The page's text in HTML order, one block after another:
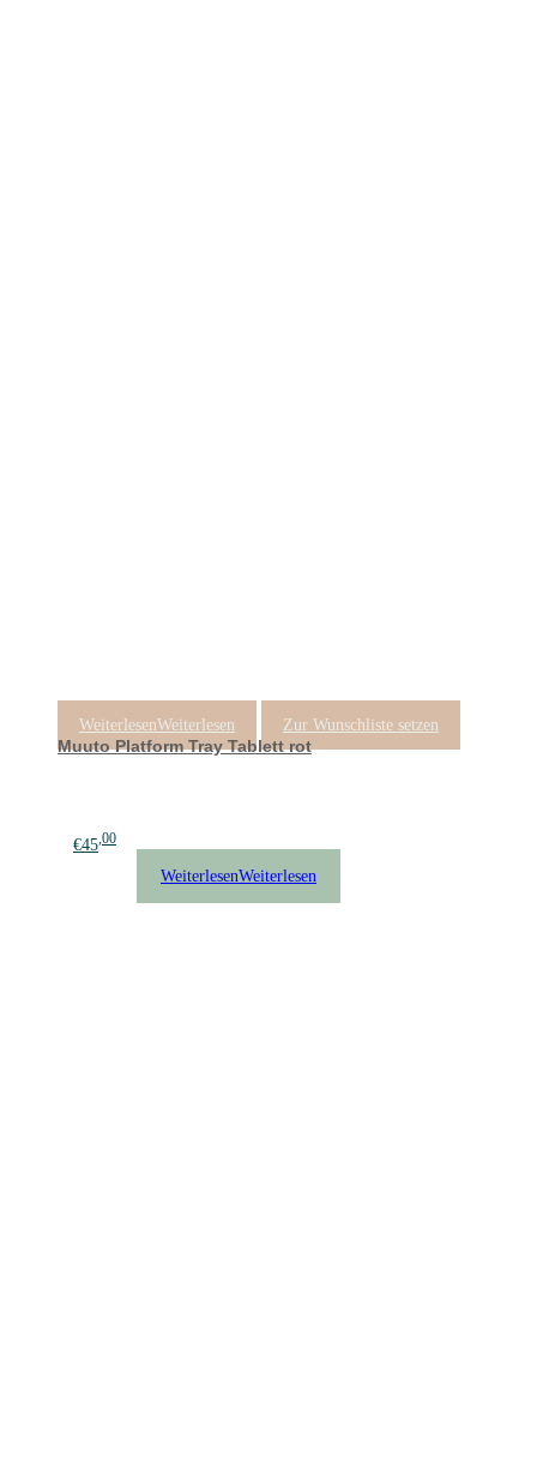
WeiterlesenWeiterlesen Zur Wunschliste setzen
Muuto Platform Tray Tablett rot
€45,00
WeiterlesenWeiterlesen